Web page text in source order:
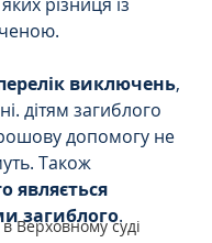
Верховному суді
виключень,
дітям загиблого
допомогу не
Також
являється
загиблого.